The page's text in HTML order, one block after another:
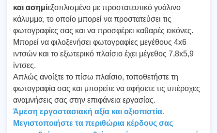
και ασημίεξοπλισμένο με προστατευτικό γυάλινο
κάλυμμα, το οποίο μπορεί να προστατεύσει τις
φωτογραφίες σας και να προσφέρει καθαρές εικόνες.
Μπορεί να φιλοξενήσει φωτογραφίες μεγέθους 4x6
ιντσών και το εξωτερικό πλαίσιο έχει μέγεθος 7,8x5,9
ίντσες.
Απλώς ανοίξτε το πίσω πλαίσιο, τοποθετήστε τη
φωτογραφία σας και μπορείτε να αφήσετε τις υπέροχες
αναμνήσεις σας στην επιφάνεια εργασίας.
Άμεση εργοστασιακή αξία και αξιοπιστία.
Μεγιστοποιήστε τα περιθώρια κέρδους σας